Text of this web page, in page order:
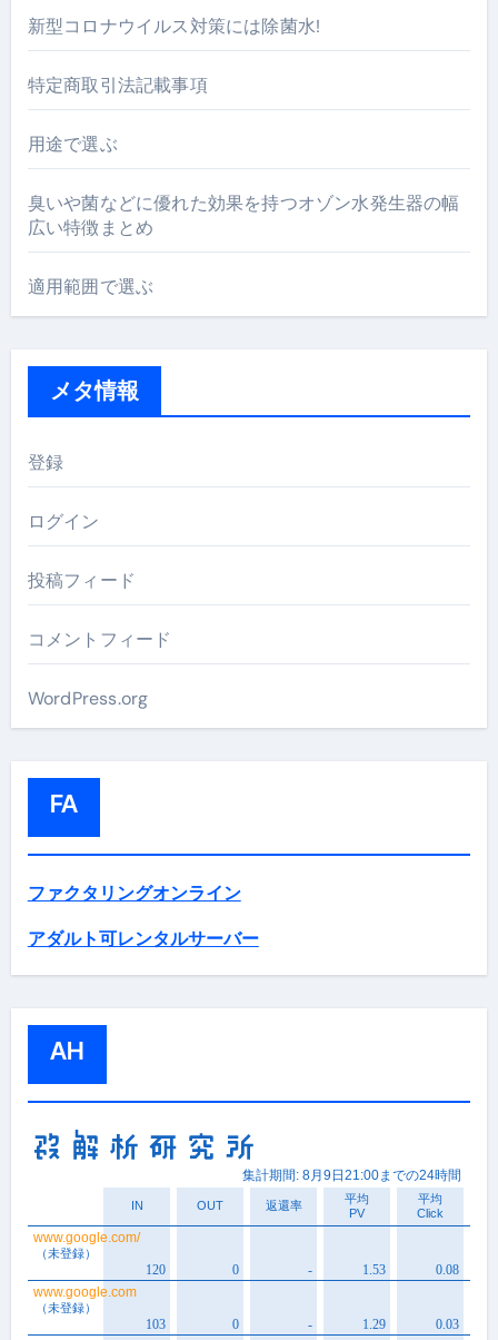
新型コロナウイルス対策には除菌水!
特定商取引法記載事項
用途で選ぶ
臭いや菌などに優れた効果を持つオゾン水発生器の幅
広い特徴まとめ
適用範囲で選ぶ
メタ情報
登録
ログイン
投稿フィード
コメントフィード
WordPress.org
FA
ファクタリングオンライン
アダルト可レンタルサーバー
AH